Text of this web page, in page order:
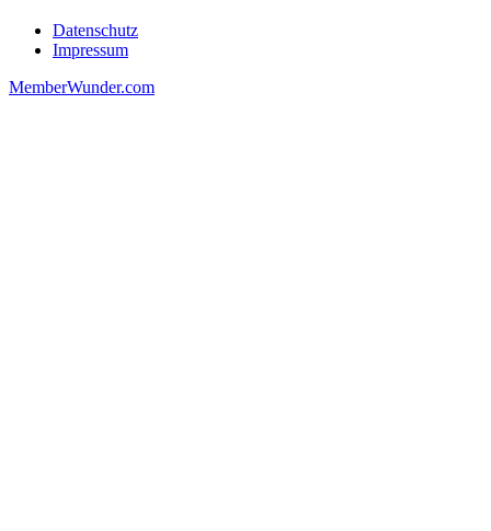
Datenschutz
Impressum
MemberWunder.com